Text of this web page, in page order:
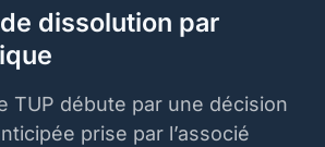
dissolution par
TUP débute par une décision
prise par l’associé